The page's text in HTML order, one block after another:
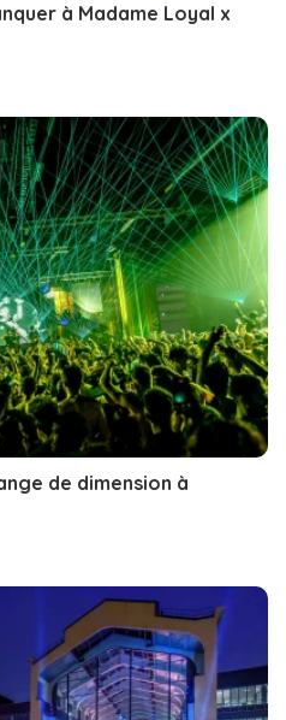
à Madame Loyal x
de dimension à